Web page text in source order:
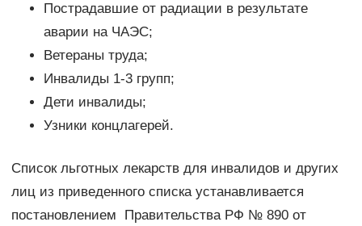
Пострадавшие от радиации в результате
аварии на ЧАЭС;
Ветераны труда;
Инвалиды 1-3 групп;
Дети инвалиды;
Узники концлагерей.
Список льготных лекарств для инвалидов и других
лиц из приведенного списка устанавливается
постановлением Правительства РФ № 890 от